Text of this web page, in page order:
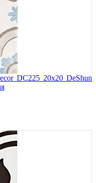
DC225 20x20 DeShun